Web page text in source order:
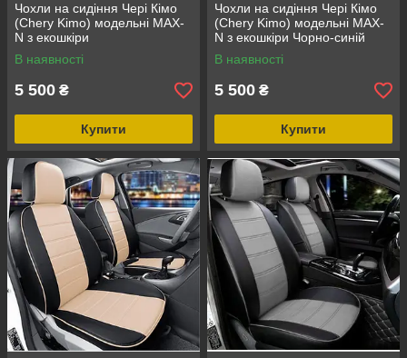
Чохли на сидіння Чері Кімо
(Chery Kimo) модельні MAX-
N з екошкіри
В наявності
5 500 ₴
Купити
Чохли на сидіння Чері Кімо
(Chery Kimo) модельні MAX-
N з екошкіри Чорно-синій
В наявності
5 500 ₴
Купити